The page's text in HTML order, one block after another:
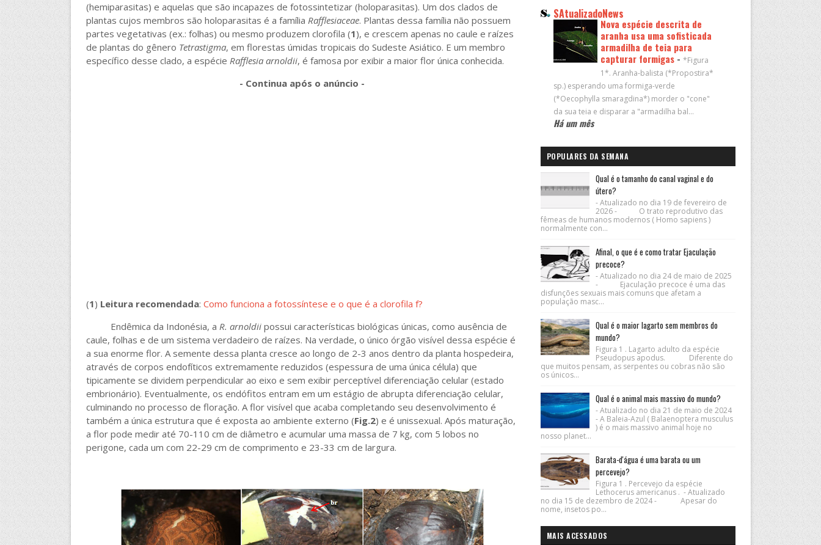
(hemiparasitas) e aquelas que são incapazes de fotossintetizar (holoparasitas). Um dos clados de
plantas cujos membros são holoparasitas é a família Rafflesiaceae. Plantas dessa família não possuem
partes vegetativas (ex.: folhas) ou mesmo produzem clorofila (1), e crescem apenas no caule e raízes
de plantas do gênero Tetrastigma, em florestas úmidas tropicais do Sudeste Asiático. E um membro
específico desse clado, a espécie Rafflesia arnoldii, é famosa por exibir a maior flor única conhecida.
- Continua após o anúncio -
(1) Leitura recomendada: Como funciona a fotossíntese e o que é a clorofila f?
Endêmica da Indonésia, a R. arnoldiipossui características biológicas únicas, como ausência de
caule, folhas e de um sistema verdadeiro de raízes. Na verdade, o único órgão visível dessa espécie é
a sua enorme flor. A semente dessa planta cresce ao longo de 2-3 anos dentro da planta hospedeira,
através de corpos endofíticos extremamente reduzidos (espessura de uma única célula) que
tipicamente se dividem perpendicular ao eixo e sem exibir perceptível diferenciação celular (estado
embrionário). Eventualmente, os endófitos entram em um estágio de abrupta diferenciação celular,
culminando no processo de floração. A flor visível que acaba completando seu desenvolvimento é
também a única estrutura que é exposta ao ambiente externo (Fig.2) e é unissexual. Após maturação,
a flor pode medir até 70-110 cm de diâmetro e acumular uma massa de 7 kg, com 5 lobos no
perigone, cada um com 22-29 cm de comprimento e 23-33 cm de largura.
SAtualizadoNews
Nova espécie descrita de
aranha usa uma sofisticada
armadilha de teia para
capturar formigas - *Figura
1*. Aranha-balista (*Propostira*
sp.) esperando uma formiga-verde
(*Oecophylla smaragdina*) morder o "cone"
da sua teia e disparar a "armadilha bal...
Há um mês
POPULARES DA SEMANA
Qual é o tamanho do canal vaginal e do
útero?
- Atualizado no dia 19 de fevereiro de
2026 - O trato reprodutivo das
fêmeas de humanos modernos ( Homo sapiens )
normalmente con...
Afinal, o que é e como tratar Ejaculação
precoce?
- Atualizado no dia 24 de maio de 2025
- Ejaculação precoce é uma das
disfunções sexuais mais comuns que afetam a
população masc...
Qual é o maior lagarto sem membros do
mundo?
Figura 1 . Lagarto adulto da espécie
Pseudopus apodus. Diferente do
que muitos pensam, as serpentes ou cobras não são
os únicos...
Qual é o animal mais massivo do mundo?
- Atualizado no dia 21 de maio de 2024
- A Baleia-Azul ( Balaenoptera musculus
) é o mais massivo animal hoje no
nosso planet...
Barata-d'água é uma barata ou um
percevejo?
Figura 1 . Percevejo da espécie
Lethocerus americanus . - Atualizado
no dia 15 de dezembro de 2024 - Apesar do
nome, insetos po...
MAIS ACESSADOS